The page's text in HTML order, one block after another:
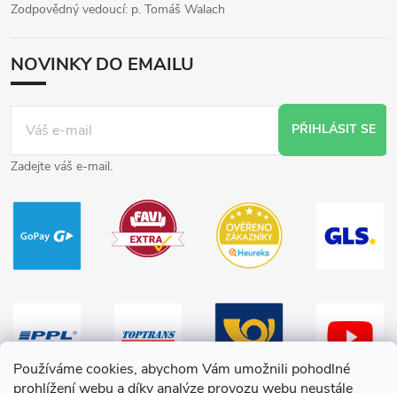
Používáme cookies, abychom Vám umožnili pohodlné
prohlížení webu a díky analýze provozu webu neustále
Zodpovědný vedoucí: p. Tomáš Walach
NOVINKY DO EMAILU
PŘIHLÁSIT SE
Zadejte váš e-mail.